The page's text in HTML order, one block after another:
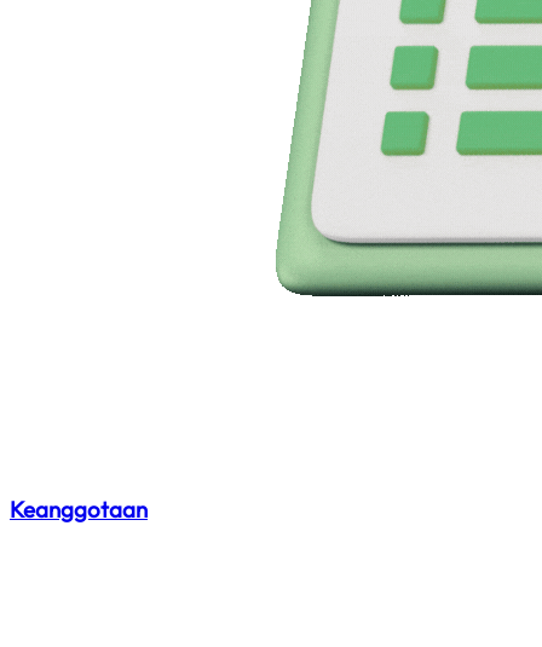
Keanggotaan